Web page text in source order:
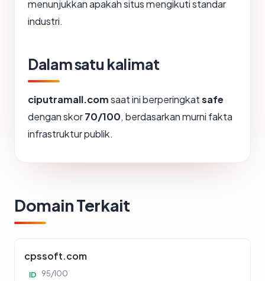
menunjukkan apakah situs mengikuti standar
industri.
Dalam satu kalimat
ciputramall.comsaat ini berperingkatsafe
dengan skor70/100, berdasarkan murni fakta
infrastruktur publik.
Domain Terkait
cpssoft.com
ID 95/100